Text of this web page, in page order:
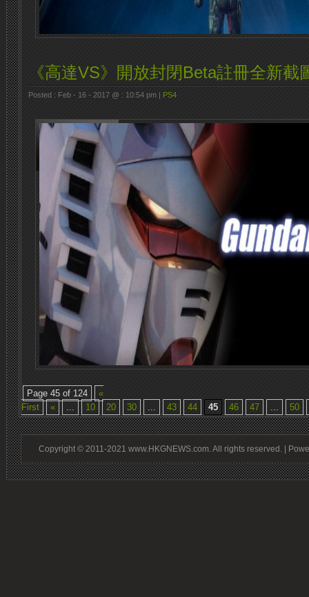
《高達VS》開放封閉Beta註冊全新截
Posted : Feb - 16 - 2017 @ : 10:54 pm | PS4
Page 45 of 124
«
First
« ... 10 20 30 ... 43 44 45 46 47 ... 50
Copyright © 2011-2021 www.HKGNEWS.com. All rights reserved. |